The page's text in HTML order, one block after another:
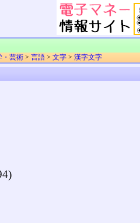
・芸術 > 言語 > 文字 > 漢字文字